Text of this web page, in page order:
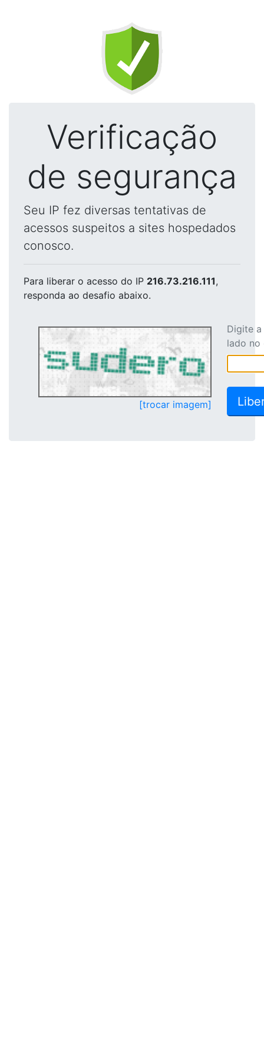
Verificação
de segurança
Seu IP fez diversas tentativas de
acessos suspeitos a sites hospedados
conosco.
Para liberar o acesso do IP 216.73.216.111,
responda ao desafio abaixo.
[trocar imagem]
Digite
lado no